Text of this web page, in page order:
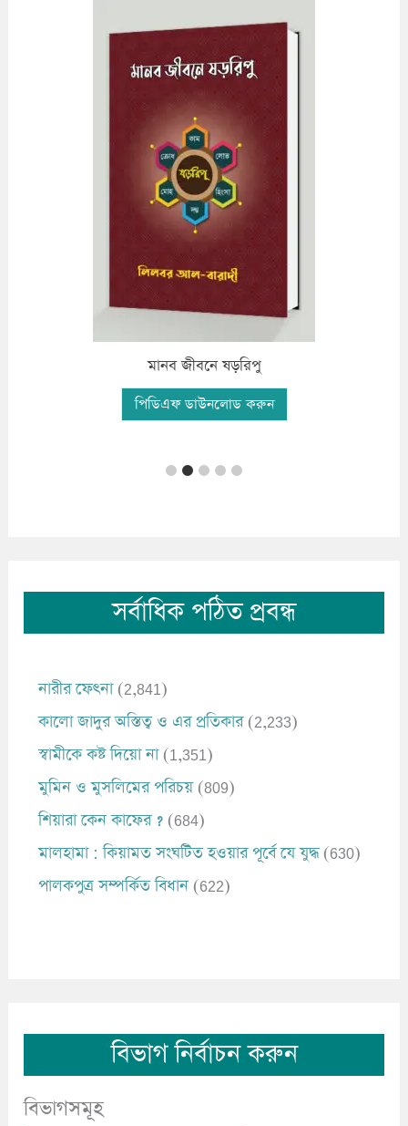
মানব জীবনে ষড়রিপু
পিডিএফ ডাউনলোড করুন
সর্বাধিক পঠিত প্রবন্ধ
নারীর ফেৎনা (2,841)
কালো জাদুর অস্তিত্ব ও এর প্রতিকার (2,233)
স্বামীকে কষ্ট দিয়ো না (1,351)
মুমিন ও মুসলিমের পরিচয় (809)
শিয়ারা কেন কাফের ? (684)
মালহামা : কিয়ামত সংঘটিত হওয়ার পূর্বে যে যুদ্ধ (630)
পালকপুত্র সম্পর্কিত বিধান (622)
বিভাগ নির্বাচন করুন
বিভাগসমূহ